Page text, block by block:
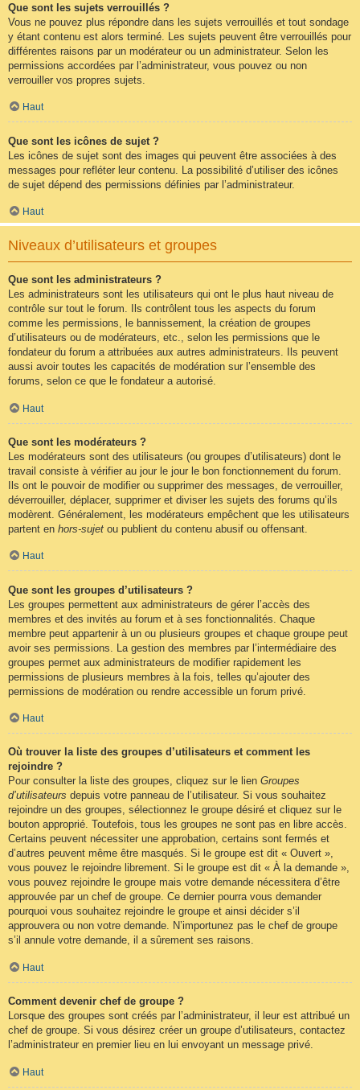
Que sont les sujets verrouillés ?
Vous ne pouvez plus répondre dans les sujets verrouillés et tout sondage
y étant contenu est alors terminé. Les sujets peuvent être verrouillés pour
différentes raisons par un modérateur ou un administrateur. Selon les
permissions accordées par l’administrateur, vous pouvez ou non
verrouiller vos propres sujets.
Haut
Que sont les icônes de sujet ?
Les icônes de sujet sont des images qui peuvent être associées à des
messages pour refléter leur contenu. La possibilité d’utiliser des icônes
de sujet dépend des permissions définies par l’administrateur.
Haut
Niveaux d’utilisateurs et groupes
Que sont les administrateurs ?
Les administrateurs sont les utilisateurs qui ont le plus haut niveau de
contrôle sur tout le forum. Ils contrôlent tous les aspects du forum
comme les permissions, le bannissement, la création de groupes
d’utilisateurs ou de modérateurs, etc., selon les permissions que le
fondateur du forum a attribuées aux autres administrateurs. Ils peuvent
aussi avoir toutes les capacités de modération sur l’ensemble des
forums, selon ce que le fondateur a autorisé.
Haut
Que sont les modérateurs ?
Les modérateurs sont des utilisateurs (ou groupes d’utilisateurs) dont le
travail consiste à vérifier au jour le jour le bon fonctionnement du forum.
Ils ont le pouvoir de modifier ou supprimer des messages, de verrouiller,
déverrouiller, déplacer, supprimer et diviser les sujets des forums qu’ils
modèrent. Généralement, les modérateurs empêchent que les utilisateurs
partent en hors-sujet ou publient du contenu abusif ou offensant.
Haut
Que sont les groupes d’utilisateurs ?
Les groupes permettent aux administrateurs de gérer l’accès des
membres et des invités au forum et à ses fonctionnalités. Chaque
membre peut appartenir à un ou plusieurs groupes et chaque groupe peut
avoir ses permissions. La gestion des membres par l’intermédiaire des
groupes permet aux administrateurs de modifier rapidement les
permissions de plusieurs membres à la fois, telles qu’ajouter des
permissions de modération ou rendre accessible un forum privé.
Haut
Où trouver la liste des groupes d’utilisateurs et comment les
rejoindre ?
Pour consulter la liste des groupes, cliquez sur le lien Groupes
d’utilisateurs depuis votre panneau de l’utilisateur. Si vous souhaitez
rejoindre un des groupes, sélectionnez le groupe désiré et cliquez sur le
bouton approprié. Toutefois, tous les groupes ne sont pas en libre accès.
Certains peuvent nécessiter une approbation, certains sont fermés et
d’autres peuvent même être masqués. Si le groupe est dit « Ouvert »,
vous pouvez le rejoindre librement. Si le groupe est dit « À la demande »,
vous pouvez rejoindre le groupe mais votre demande nécessitera d’être
approuvée par un chef de groupe. Ce dernier pourra vous demander
pourquoi vous souhaitez rejoindre le groupe et ainsi décider s’il
approuvera ou non votre demande. N’importunez pas le chef de groupe
s’il annule votre demande, il a sûrement ses raisons.
Haut
Comment devenir chef de groupe ?
Lorsque des groupes sont créés par l’administrateur, il leur est attribué un
chef de groupe. Si vous désirez créer un groupe d’utilisateurs, contactez
l’administrateur en premier lieu en lui envoyant un message privé.
Haut